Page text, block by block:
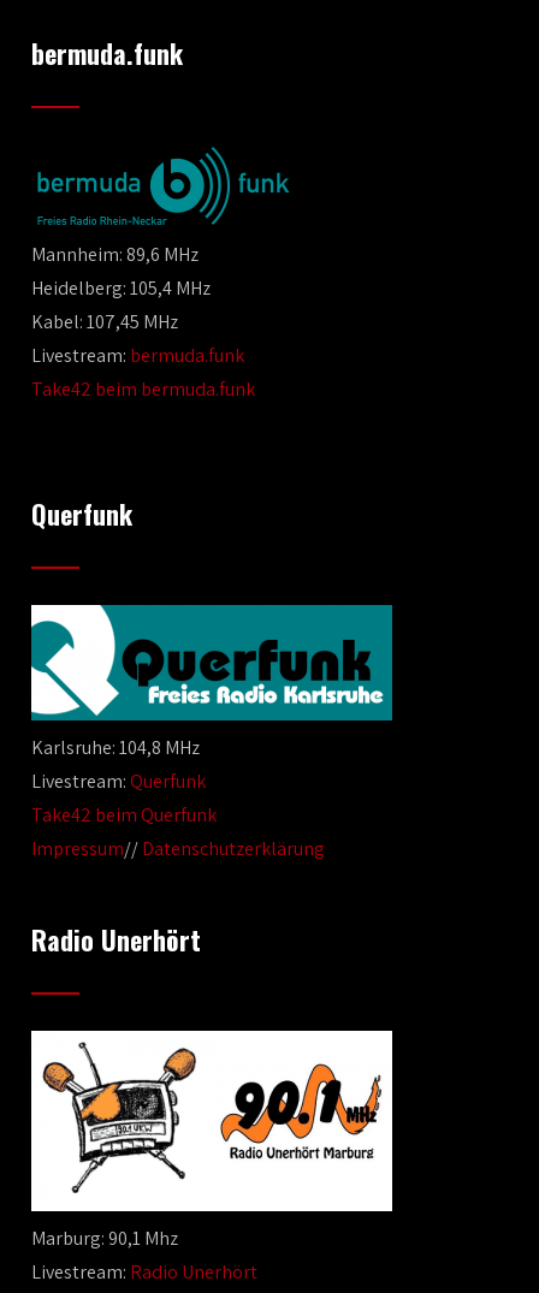
bermuda.funk
Mannheim: 89,6 MHz
Heidelberg: 105,4 MHz
Kabel: 107,45 MHz
Livestream: bermuda.funk
Take42 beim bermuda.funk
Querfunk
Karlsruhe: 104,8 MHz
Livestream:Querfunk
Take42 beim Querfunk
Impressum//Datenschutzerklärung
Radio Unerhört
Marburg: 90,1 Mhz
Livestream: Radio Unerhört